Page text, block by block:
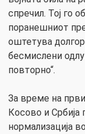
спречил. Тој го
поранешниот
оштетува
бесмислени
повторно“.
За време на
Косово и Србија
нормализација